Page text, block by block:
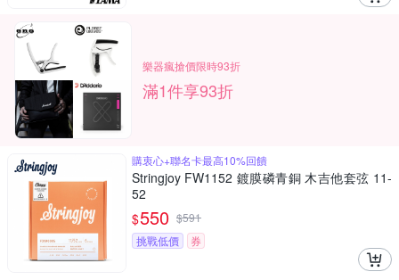
樂器瘋搶價限時93折
滿1件享93折
購衷心+聯名卡最高10%回饋
Stringjoy FW1152 鍍膜磷青銅 木吉他套弦 11-
52
$550 $591
挑戰低價
券